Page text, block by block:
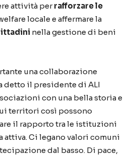
attività perrafforzare le
locale e affermare la
nella gestione di beni
una collaborazione
detto il presidente di ALI
con una bella storia e
territori così possono
il rapporto tra le istituzioni
attiva. Ci legano valori comuni
dal basso. Di pace,